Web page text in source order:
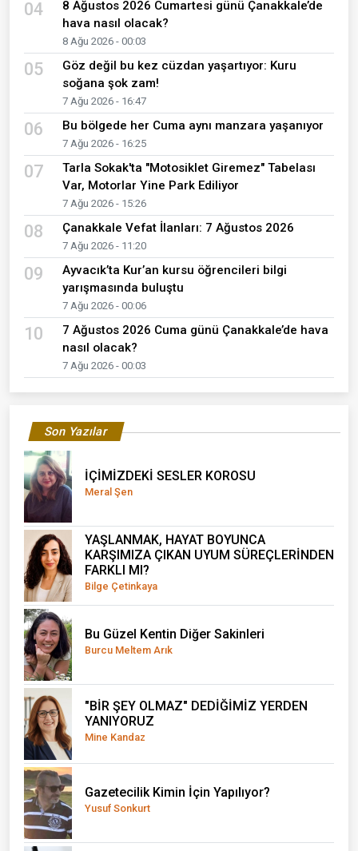
04
8 Ağustos 2026 Cumartesi günü Çanakkale’de
hava nasıl olacak?
8 Ağu 2026 - 00:03
05
Göz değil bu kez cüzdan yaşartıyor: Kuru
soğana şok zam!
7 Ağu 2026 - 16:47
06 Bu bölgede her Cuma aynı manzara yaşanıyor
7 Ağu 2026 - 16:25
07
Tarla Sokak'ta "Motosiklet Giremez" Tabelası
Var, Motorlar Yine Park Ediliyor
7 Ağu 2026 - 15:26
08 Çanakkale Vefat İlanları: 7 Ağustos 2026
7 Ağu 2026 - 11:20
09
Ayvacık’ta Kur’an kursu öğrencileri bilgi
yarışmasında buluştu
7 Ağu 2026 - 00:06
10
7 Ağustos 2026 Cuma günü Çanakkale’de hava
nasıl olacak?
7 Ağu 2026 - 00:03
Son Yazılar
İÇİMİZDEKİ SESLER KOROSU
Meral Şen
YAŞLANMAK, HAYAT BOYUNCA
KARŞIMIZA ÇIKAN UYUM SÜREÇLERİNDEN
FARKLI MI?
Bilge Çetinkaya
Bu Güzel Kentin Diğer Sakinleri
Burcu Meltem Arık
"BİR ŞEY OLMAZ" DEDİĞİMİZ YERDEN
YANIYORUZ
Mine Kandaz
Gazetecilik Kimin İçin Yapılıyor?
Yusuf Sonkurt